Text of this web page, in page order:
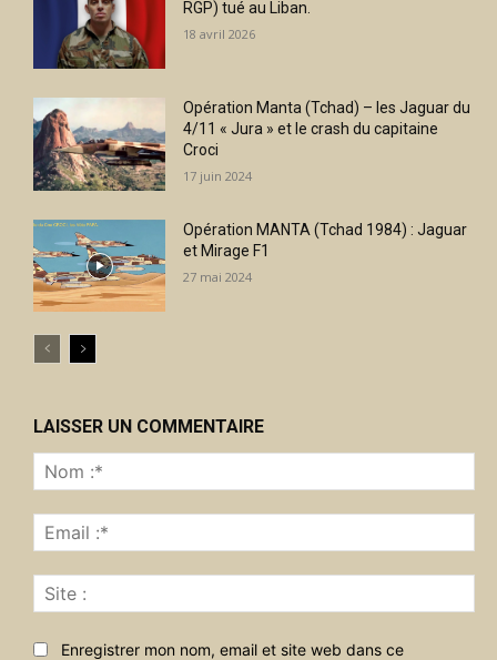
RGP) tué au Liban.
18 avril 2026
Opération Manta (Tchad) – les Jaguar du
4/11 « Jura » et le crash du capitaine
Croci
17 juin 2024
Opération MANTA (Tchad 1984) : Jaguar
et Mirage F1
27 mai 2024
LAISSER UN COMMENTAIRE
:*
:*
:
Enregistrer mon nom, email et site web dans ce